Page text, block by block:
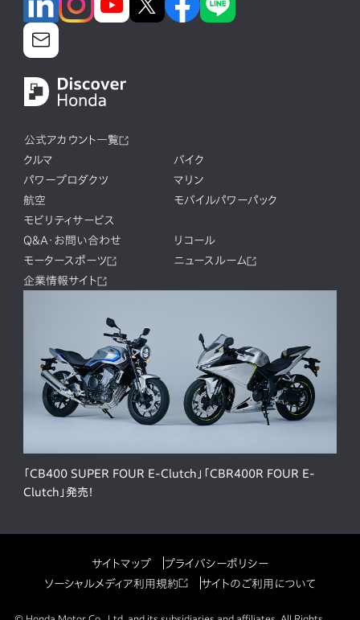
公式アカウント一覧
クルマ
バイク
パワープロダクツ
マリン
航空
モバイルパワーパック
モビリティサービス
Q&A・お問い合わせ
リコール
モータースポーツ
ニュースルーム
企業情報サイト
「CB400 SUPER FOUR E-Clutch」「CBR400R FOUR E-
Clutch」発売！
サイトマップ
プライバシーポリシー
ソーシャルメディア利用規約
サイトのご利用について